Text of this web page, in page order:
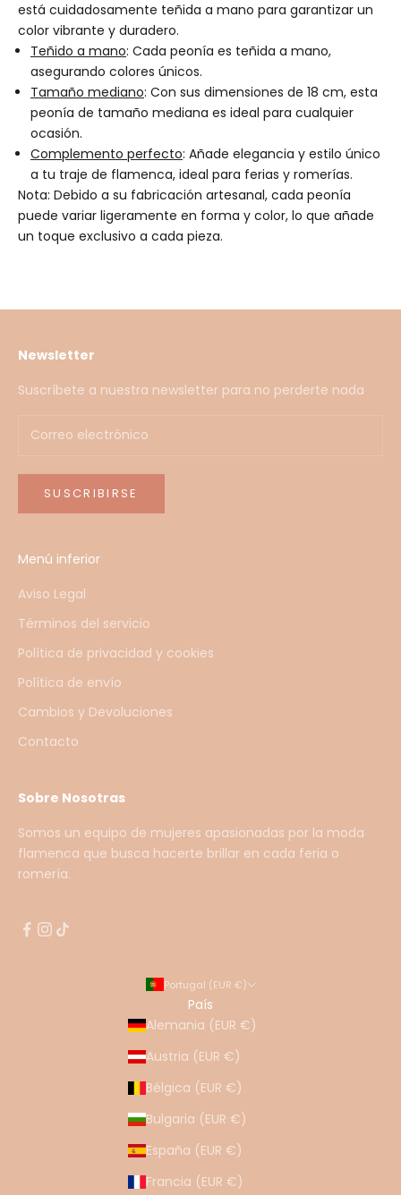
está cuidadosamente teñida a mano para garantizar un
color vibrante y duradero.
Teñido a mano: Cada peonía es teñida a mano,
asegurando colores únicos.
Tamaño mediano: Con sus dimensiones de 18 cm, esta
peonía de tamaño mediana es ideal para cualquier
ocasión.
Complemento perfecto: Añade elegancia y estilo único
a tu traje de flamenca, ideal para ferias y romerías.
Nota: Debido a su fabricación artesanal, cada peonía
puede variar ligeramente en forma y color, lo que añade
un toque exclusivo a cada pieza.
Newsletter
Suscríbete a nuestra newsletter para no perderte nada
SUSCRIBIRSE
Menú inferior
Aviso Legal
Términos del servicio
Política de privacidad y cookies
Política de envío
Cambios y Devoluciones
Contacto
Sobre Nosotras
Somos un equipo de mujeres apasionadas por la moda
flamenca que busca hacerte brillar en cada feria o
romería.
Portugal (EUR €)
País
Alemania (EUR €)
Austria (EUR €)
Bélgica (EUR €)
Bulgaria (EUR €)
España (EUR €)
Francia (EUR €)